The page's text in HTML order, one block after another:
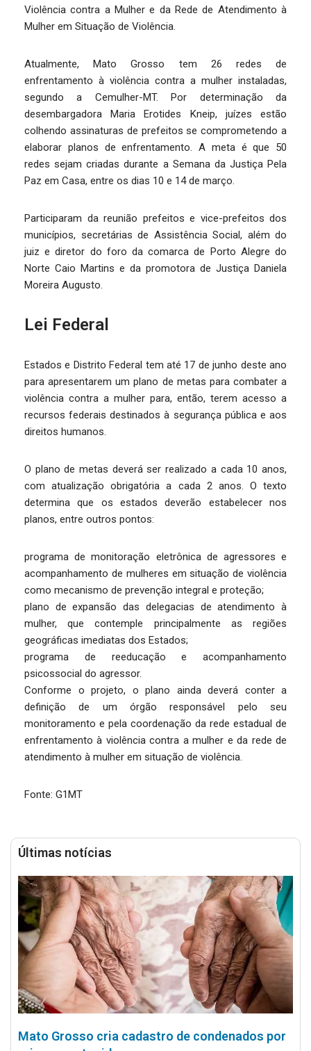
Violência contra a Mulher e da Rede de Atendimento à
Mulher em Situação de Violência.
Atualmente, Mato Grosso tem 26 redes de
enfrentamento à violência contra a mulher instaladas,
segundo a Cemulher-MT. Por determinação da
desembargadora Maria Erotides Kneip, juízes estão
colhendo assinaturas de prefeitos se comprometendo a
elaborar planos de enfrentamento. A meta é que 50
redes sejam criadas durante a Semana da Justiça Pela
Paz em Casa, entre os dias 10 e 14 de março.
Participaram da reunião prefeitos e vice-prefeitos dos
municípios, secretárias de Assistência Social, além do
juiz e diretor do foro da comarca de Porto Alegre do
Norte Caio Martins e da promotora de Justiça Daniela
Moreira Augusto.
Lei Federal
Estados e Distrito Federal tem até 17 de junho deste ano
para apresentarem um plano de metas para combater a
violência contra a mulher para, então, terem acesso a
recursos federais destinados à segurança pública e aos
direitos humanos.
O plano de metas deverá ser realizado a cada 10 anos,
com atualização obrigatória a cada 2 anos. O texto
determina que os estados deverão estabelecer nos
planos, entre outros pontos:
programa de monitoração eletrônica de agressores e
acompanhamento de mulheres em situação de violência
como mecanismo de prevenção integral e proteção;
plano de expansão das delegacias de atendimento à
mulher, que contemple principalmente as regiões
geográficas imediatas dos Estados;
programa de reeducação e acompanhamento
psicossocial do agressor.
Conforme o projeto, o plano ainda deverá conter a
definição de um órgão responsável pelo seu
monitoramento e pela coordenação da rede estadual de
enfrentamento à violência contra a mulher e da rede de
atendimento à mulher em situação de violência.
Fonte: G1MT
Últimas notícias
Mato Grosso cria cadastro de condenados por